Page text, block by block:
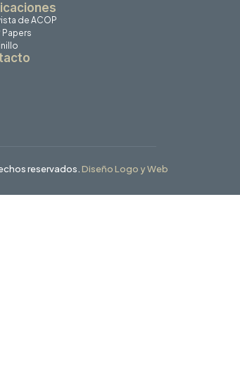
de ACOP
Papers
reservados. Diseño Logo y Web